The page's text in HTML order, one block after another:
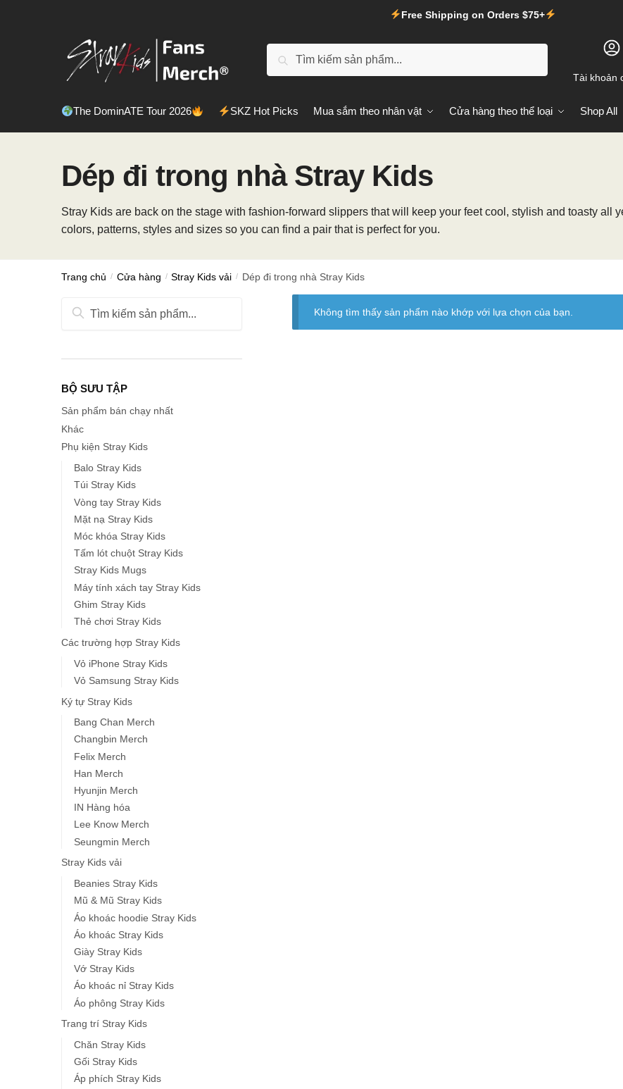
Free Shipping on Orders $75+
Tìm kiếm
Tài khoản
The DominATE Tour 2026 SKZ Hot Picks Mua sắm theo nhân vật Cửa hàng theo thể loại Shop All
Dép đi trong nhà Stray Kids
Stray Kids are back on the stage with fashion-forward slippers that will keep your feet cool, stylish and toasty all
colors, patterns, styles and sizes so you can find a pair that is perfect for you.
Trang chủ / Cửa hàng / Stray Kids vải / Dép đi trong nhà Stray Kids
Không tìm thấy sản phẩm nào khớp với lựa chọn của bạn.
Tìm
Tìm kiếm
BỘ SƯU TẬP
Sản phẩm bán chạy nhất
Khác
Phụ kiện Stray Kids
Balo Stray Kids
Túi Stray Kids
Vòng tay Stray Kids
Mặt nạ Stray Kids
Móc khóa Stray Kids
Tấm lót chuột Stray Kids
Stray Kids Mugs
Máy tính xách tay Stray Kids
Ghim Stray Kids
Thẻ chơi Stray Kids
Các trường hợp Stray Kids
Vỏ iPhone Stray Kids
Vỏ Samsung Stray Kids
Ký tự Stray Kids
Bang Chan Merch
Changbin Merch
Felix Merch
Han Merch
Hyunjin Merch
IN Hàng hóa
Lee Know Merch
Seungmin Merch
Stray Kids vải
Beanies Stray Kids
Mũ & Mũ Stray Kids
Áo khoác hoodie Stray Kids
Áo khoác Stray Kids
Giày Stray Kids
Vớ Stray Kids
Áo khoác nỉ Stray Kids
Áo phông Stray Kids
Trang trí Stray Kids
Chăn Stray Kids
Gối Stray Kids
Áp phích Stray Kids